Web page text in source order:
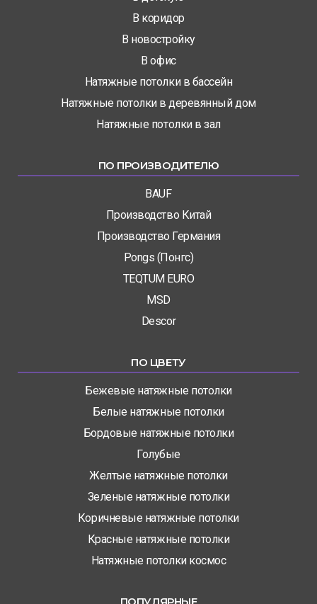
В коридор
В новостройку
В офис
Натяжные потолки в бассейн
Натяжные потолки в деревянный дом
Натяжные потолки в зал
ПО ПРОИЗВОДИТЕЛЮ
BAUF
Производство Китай
Производство Германия
Pongs (Понгс)
TEQTUM EURO
MSD
Descor
ПО ЦВЕТУ
Бежевые натяжные потолки
Белые натяжные потолки
Бордовые натяжные потолки
Голубые
Желтые натяжные потолки
Зеленые натяжные потолки
Коричневые натяжные потолки
Красные натяжные потолки
Натяжные потолки космос